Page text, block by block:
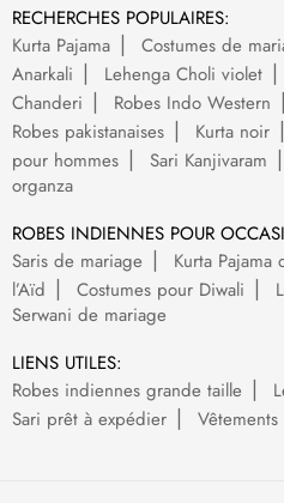
RECHERCHES POPULAIRES:
Kurta Pajama
Costumes de
Anarkali
Lehenga Choli violet
Chanderi
Robes Indo Western
Robes pakistanaises
Kurta noir
pour hommes
Sari Kanjivaram
organza
ROBES INDIENNES POUR
Saris de mariage
Kurta Pajama
l’Aïd
Costumes pour Diwali
Serwani de mariage
LIENS UTILES:
Robes indiennes grande taille
Sari prêt à expédier